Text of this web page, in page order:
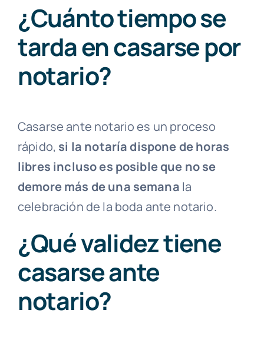
¿Cuánto tiempo se
tarda en casarse por
notario?
Casarse ante notario es un proceso
rápido, si la notaría dispone de horas
libres incluso es posible que no se
demore más de una semana la
celebración de la boda ante notario.
¿Qué validez tiene
casarse ante
notario?